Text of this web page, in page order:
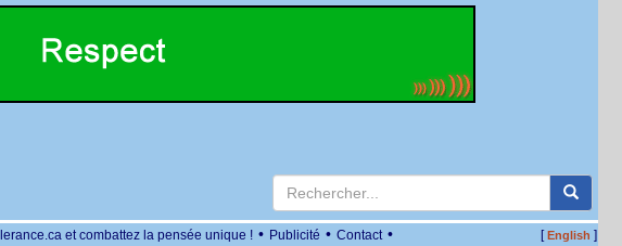
et combattez la pensée unique ! • Publicité • Contact • [English ]